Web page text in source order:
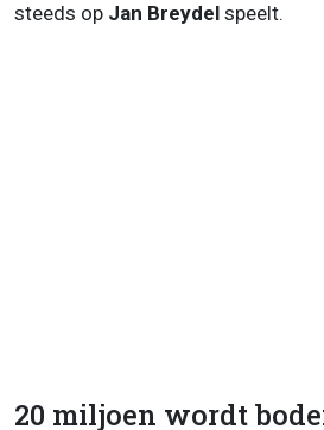
steeds op Jan Breydel speelt.
20 miljoen wordt